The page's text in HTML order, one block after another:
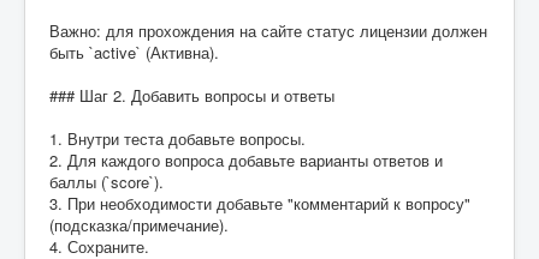
Важно: для прохождения на сайте статус лицензии должен
быть `active` (Активна).
### Шаг 2. Добавить вопросы и ответы
1. Внутри теста добавьте вопросы.
2. Для каждого вопроса добавьте варианты ответов и
баллы (`score`).
3. При необходимости добавьте "комментарий к вопросу"
(подсказка/примечание).
4. Сохраните.